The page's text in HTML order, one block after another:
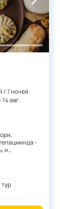
/ 7 ночей
14 авг.
-